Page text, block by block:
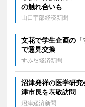
の触れ合いも
山口宇部経済新聞
文花で学生企画の
で意見交換
すみだ経済新聞
沼津発祥の医学研
津市長を表敬訪問
沼津経済新聞